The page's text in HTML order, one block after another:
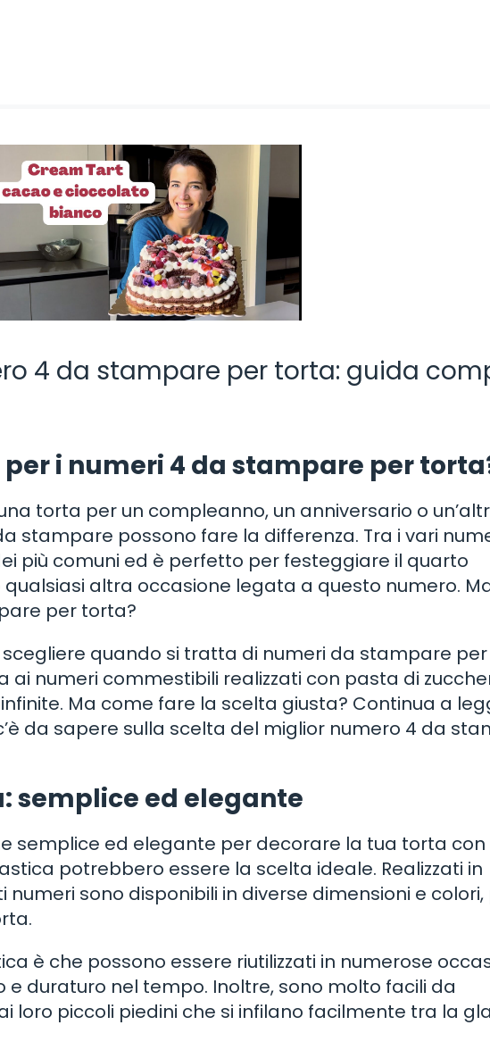
4 da stampare per torta: guida
per i numeri 4 da stampare per
torta per un compleanno, un anniversario o
stampare possono fare la differenza. Tra i vari
più comuni ed è perfetto per festeggiare il quarto
altra occasione legata a questo numero.
per torta?
scegliere quando si tratta di numeri da stampare
ai numeri commestibili realizzati con pasta di
Ma come fare la scelta giusta? Continua a
da sapere sulla scelta del miglior numero 4 da
semplice ed elegante
semplice ed elegante per decorare la tua torta con
potrebbero essere la scelta ideale. Realizzati in
sono disponibili in diverse dimensioni e colori,
è che possono essere riutilizzati in numerose
e duraturo nel tempo. Inoltre, sono molto facili da
loro piccoli piedini che si infilano facilmente tra la